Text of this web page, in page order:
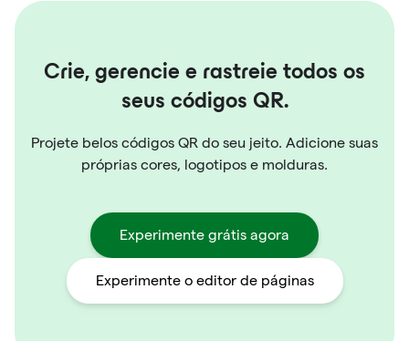
Crie, gerencie e rastreie todos os
seus códigos QR.
Projete belos códigos QR do seu jeito. Adicione suas
próprias cores, logotipos e molduras.
Experimente grátis agora
Experimente o editor de páginas